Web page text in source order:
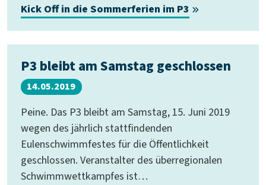
Kick Off in die Sommerferien im P3
P3 bleibt am Samstag geschlossen
14.05.2019
Peine. Das P3 bleibt am Samstag, 15. Juni 2019
wegen des jährlich stattfindenden
Eulenschwimmfestes für die Öffentlichkeit
geschlossen. Veranstalter des überregionalen
Schwimmwettkampfes ist…